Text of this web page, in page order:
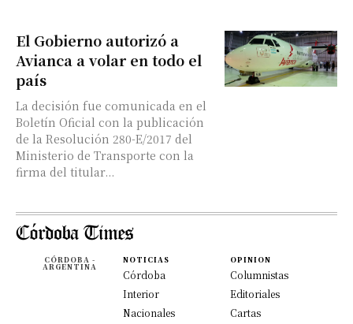
El Gobierno autorizó a
Avianca a volar en todo el
país
La decisión fue comunicada en el
Boletín Oficial con la publicación
de la Resolución 280-E/2017 del
Ministerio de Transporte con la
firma del titular...
CÓRDOBA -
ARGENTINA
NOTICIAS
Córdoba
Interior
Nacionales
OPINION
Columnistas
Editoriales
Cartas